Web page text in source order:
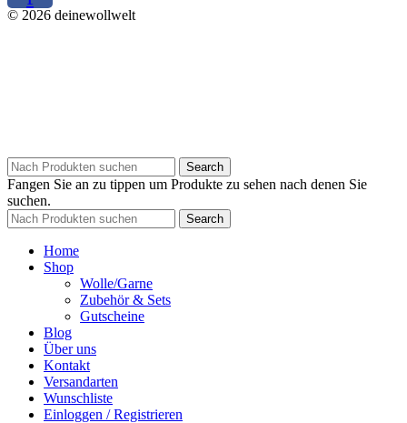
© 2026 deinewollwelt
Search
Fangen Sie an zu tippen um Produkte zu sehen nach denen Sie
suchen.
Search
Home
Shop
Wolle/Garne
Zubehör & Sets
Gutscheine
Blog
Über uns
Kontakt
Versandarten
Wunschliste
Einloggen / Registrieren